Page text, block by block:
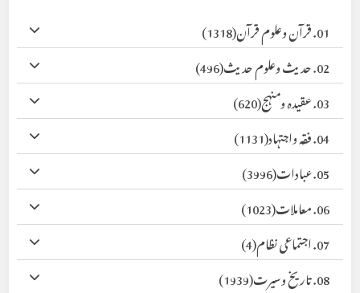
01. قرآن وعلوم قرآن
(1318)
02. حدیث وعلوم حدیث
(496)
03. عقیدہ ومنہج
(620)
04. فقہ واجتہاد
(1131)
05. عبادات
(3996)
06. معاملات
(1023)
07. اجتماعی نظام
(4)
08. تاریخ وسیرت
(1939)